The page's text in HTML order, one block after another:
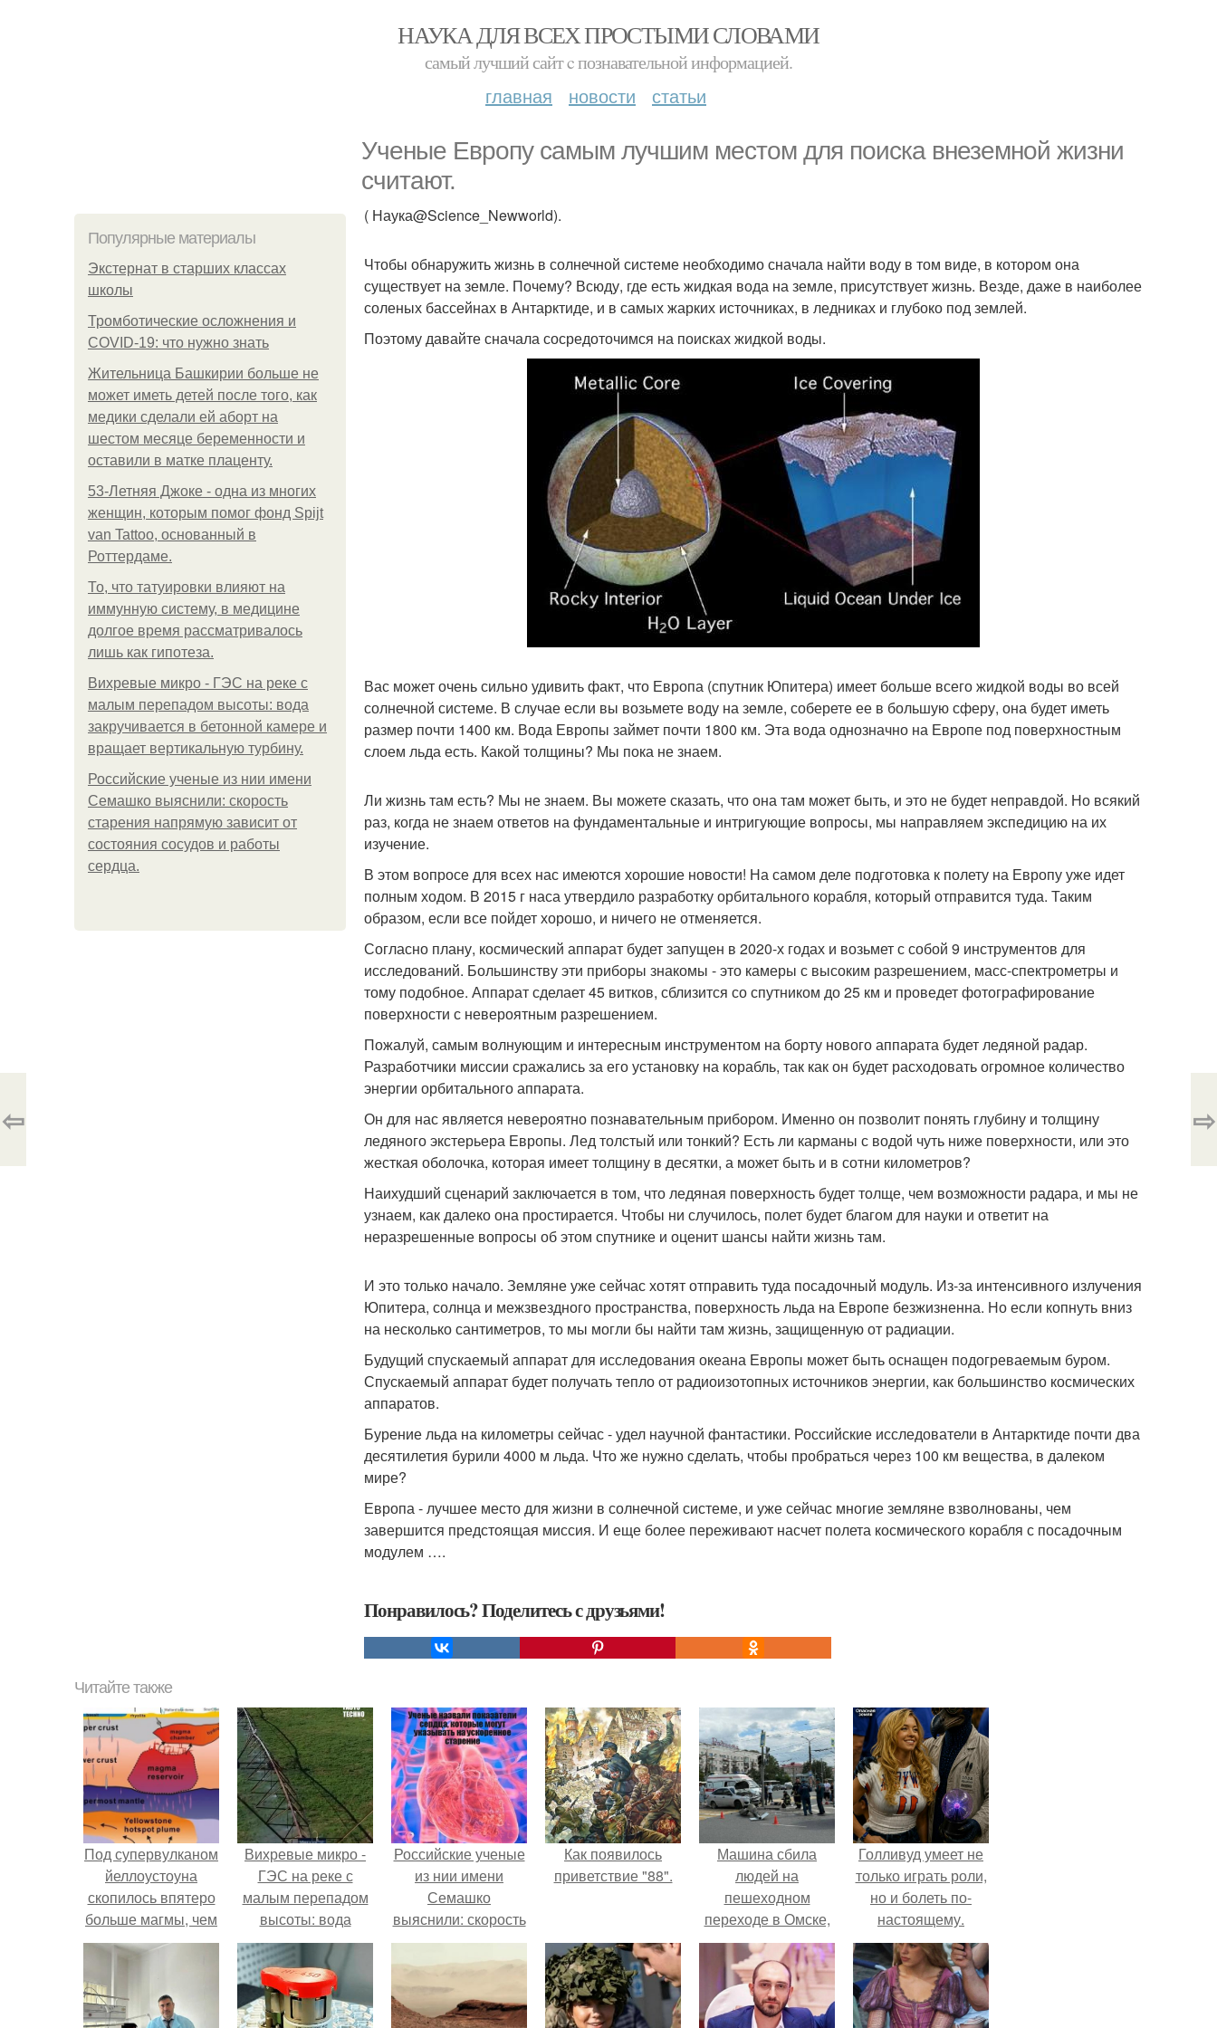
НАУКА ДЛЯ ВСЕХ ПРОСТЫМИ СЛОВАМИ
самый лучший сайт c познавательной информацией.
главная новости статьи
Ученые Европу самым лучшим местом для поиска внеземной жизни
считают.
Популярные материалы
Экстернат в старших классах
школы
Тромботические осложнения и
COVID-19: что нужно знать
Жительница Башкирии больше не
может иметь детей после того, как
медики сделали ей аборт на
шестом месяце беременности и
оставили в матке плаценту.
53-Летняя Джоке - одна из многих
женщин, которым помог фонд Spijt
van Tattoo, основанный в
Роттердаме.
То, что татуировки влияют на
иммунную систему, в медицине
долгое время рассматривалось
лишь как гипотеза.
Вихревые микро - ГЭС на реке с
малым перепадом высоты: вода
закручивается в бетонной камере и
вращает вертикальную турбину.
Российские ученые из нии имени
Семашко выяснили: скорость
старения напрямую зависит от
состояния сосудов и работы
сердца.
( Наука@Science_Newworld).
Чтобы обнаружить жизнь в солнечной системе необходимо сначала найти воду в том виде, в котором она
существует на земле. Почему? Всюду, где есть жидкая вода на земле, присутствует жизнь. Везде, даже в наиболее
соленых бассейнах в Антарктиде, и в самых жарких источниках, в ледниках и глубоко под землей.
Поэтому давайте сначала сосредоточимся на поисках жидкой воды.
Вас может очень сильно удивить факт, что Европа (спутник Юпитера) имеет больше всего жидкой воды во всей
солнечной системе. В случае если вы возьмете воду на земле, соберете ее в большую сферу, она будет иметь
размер почти 1400 км. Вода Европы займет почти 1800 км. Эта вода однозначно на Европе под поверхностным
слоем льда есть. Какой толщины? Мы пока не знаем.
Ли жизнь там есть? Мы не знаем. Вы можете сказать, что она там может быть, и это не будет неправдой. Но всякий
раз, когда не знаем ответов на фундаментальные и интригующие вопросы, мы направляем экспедицию на их
изучение.
В этом вопросе для всех нас имеются хорошие новости! На самом деле подготовка к полету на Европу уже идет
полным ходом. В 2015 г наса утвердило разработку орбитального корабля, который отправится туда. Таким
образом, если все пойдет хорошо, и ничего не отменяется.
Согласно плану, космический аппарат будет запущен в 2020-х годах и возьмет с собой 9 инструментов для
исследований. Большинству эти приборы знакомы - это камеры с высоким разрешением, масс-спектрометры и
тому подобное. Аппарат сделает 45 витков, сблизится со спутником до 25 км и проведет фотографирование
поверхности с невероятным разрешением.
Пожалуй, самым волнующим и интересным инструментом на борту нового аппарата будет ледяной радар.
Разработчики миссии сражались за его установку на корабль, так как он будет расходовать огромное количество
энергии орбитального аппарата.
Он для нас является невероятно познавательным прибором. Именно он позволит понять глубину и толщину
ледяного экстерьера Европы. Лед толстый или тонкий? Есть ли карманы с водой чуть ниже поверхности, или это
жесткая оболочка, которая имеет толщину в десятки, а может быть и в сотни километров?
Наихудший сценарий заключается в том, что ледяная поверхность будет толще, чем возможности радара, и мы не
узнаем, как далеко она простирается. Чтобы ни случилось, полет будет благом для науки и ответит на
неразрешенные вопросы об этом спутнике и оценит шансы найти жизнь там.
И это только начало. Земляне уже сейчас хотят отправить туда посадочный модуль. Из-за интенсивного излучения
Юпитера, солнца и межзвездного пространства, поверхность льда на Европе безжизненна. Но если копнуть вниз
на несколько сантиметров, то мы могли бы найти там жизнь, защищенную от радиации.
Будущий спускаемый аппарат для исследования океана Европы может быть оснащен подогреваемым буром.
Спускаемый аппарат будет получать тепло от радиоизотопных источников энергии, как большинство космических
аппаратов.
Бурение льда на километры сейчас - удел научной фантастики. Российские исследователи в Антарктиде почти два
десятилетия бурили 4000 м льда. Что же нужно сделать, чтобы пробраться через 100 км вещества, в далеком
мире?
Европа - лучшее место для жизни в солнечной системе, и уже сейчас многие земляне взволнованы, чем
завершится предстоящая миссия. И еще более переживают насчет полета космического корабля с посадочным
модулем ….
Понравилось? Поделитесь с друзьями!
⇦ ⇨
Читайте также
Под супервулканом
йеллоустоуна
скопилось впятеро
больше магмы, чем
считали геологи.
Вихревые микро -
ГЭС на реке с
малым перепадом
высоты: вода
закручивается в
бетонной камере и
вращает
вертикальную
Российские ученые
из нии имени
Семашко
выяснили: скорость
старения напрямую
зависит от
состояния сосудов
и работы сердца.
Как появилось
приветствие "88".
Машина сбила
людей на
пешеходном
переходе в Омске,
пострадали 8
человек.
Голливуд умеет не
только играть роли,
но и болеть по-
настоящему.